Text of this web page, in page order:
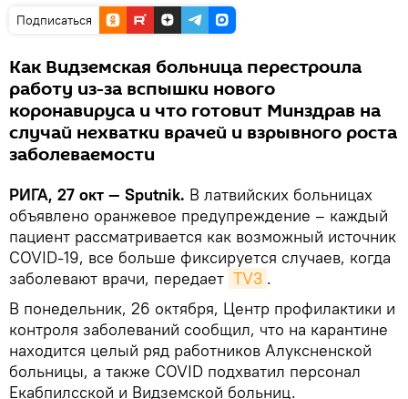
Подписаться
Как Видземская больница перестроила
работу из-за вспышки нового
коронавируса и что готовит Минздрав на
случай нехватки врачей и взрывного роста
заболеваемости
РИГА, 27 окт — Sputnik. В латвийских больницах
объявлено оранжевое предупреждение – каждый
пациент рассматривается как возможный источник
COVID-19, все больше фиксируется случаев, когда
заболевают врачи, передает TV3 .
В понедельник, 26 октября, Центр профилактики и
контроля заболеваний сообщил, что на карантине
находится целый ряд работников Алуксненской
больницы, а также COVID подхватил персонал
Екабпилсской и Видземской больниц.